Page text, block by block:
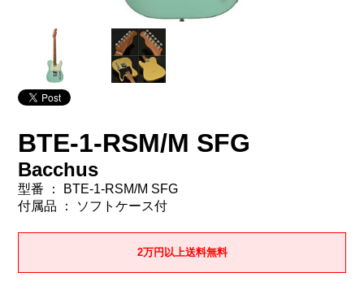
BTE-1-RSM/M SFG
Bacchus
型番 ： BTE-1-RSM/M SFG
付属品 ： ソフトケース付
2万円以上送料無料